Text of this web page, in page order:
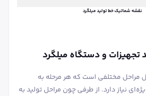
نقشه شماتیک خط تولید میلگرد
تجهیزات و دستگاه میلگرد
مراحل مختلفی است که هر مرحله به
نیاز دارد. از طرفی چون مراحل تولید به